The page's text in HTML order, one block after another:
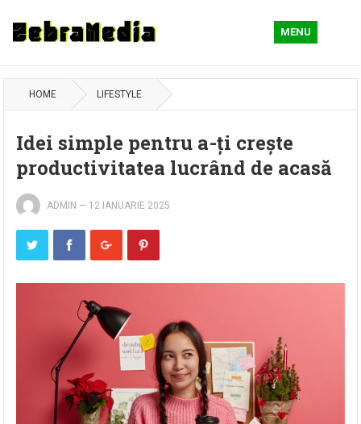
MENU
HOME LIFESTYLE
Idei simple pentru a-ți crește
productivitatea lucrând de acasă
ADMIN — 12 IANUARIE 2025